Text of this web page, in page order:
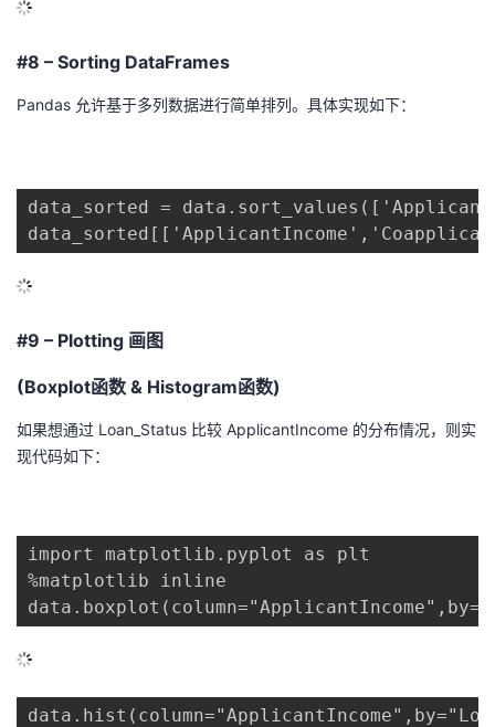
#8 – Sorting DataFrames
Pandas 允许基于多列数据进行简单排列。具体实现如下：
data_sorted =
#9 – Plotting 画图
(Boxplot函数 & Histogram函数)
如果想通过 Loan_Status 比较 ApplicantIncome 的分布情况，则实
现代码如下：
import matplotlib.pyplot as plt
%matplotlib inline